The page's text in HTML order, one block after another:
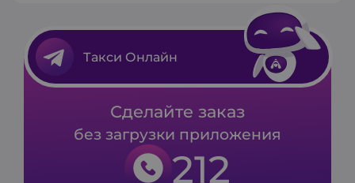
Сделайте заказ
без загрузки приложения
212
Такси Онлайн